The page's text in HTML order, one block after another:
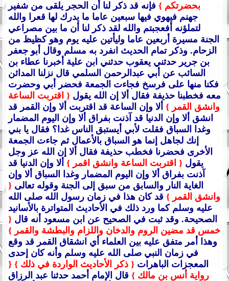
بحضرتكم } فإنه قد ذكر لنا أن الحجر يلقى من شفير
جهنم فيهوي فيها سبعين عاما ما يدرك لها قعرا والله
لتملؤنه أفعجبتم والله لقد ذكر لنا أن ما بين مصراعي
الجنة مسيرة أربعين عاما وليأتين عليه يوم وهو كظيظ من
الزحام. وذكر تمام الحديث انفرد به مسلم وقال أبو جعفر
بن جرير حدثني يعقوب حدثني ابن علية أخبرنا عطاء بن
السائب عن أبي عبدالرحمن السلمي قال نزلنا المدائن
فكنا منها على فرسخ فجاءت الجمعة فحضر أبي وحضرت
معه فخطبنا حذيفة فقال ألا إن الله يقول { اقتربت الساعة
وانشق القمر } ألا وإن الساعة قد اقتربت ألا وإن القمر قد
انشق ألا وإن الدنيا قد آذنت بفراق ألا وإن اليوم المضمار
وغدا السباق فقلت لأبي أيستبق الناس غدا؟ فقال يا بني
إنك لجاهل إنما هو السباق بالأعمال ثم جاءت الجمعة
الأخرى فحضرنا فخطب حذيفة فقال ألا إن الله عز وجل
يقول { اقتربت الساعة وانشق اقمر } ألا وإن الدنيا قد
آذنت بفراق ألا وإن اليوم المضمار وغدا السباق ألا وإن
الغاية النار والسابق من سبق إلى الجنة وقوله تعالى {
وانشق القمر } قد كان هذا في زمان رسول الله صلى الله
عليه وسلم كما ورد ذلك في الأحاديث المتواترة بالأسانيد
الصحيحة. وقد ثبت في الصحيح عن ابن مسعود أنه قال {
خمس قد مضين الروم والدخان واللزام والبطشة والقمر }
وهذا أمر متفق عليه بين العلماء أي انشقاق القمر قد وقع
في زمان النبي صلى الله عليه وسلم وأنه كان إحدى
المعجزات الباهرات { ذكر الأحاديث الواردة في ذلك } {
رواية أنس بن مالك } قال الإمام أحمد حدثنا عبد الرزاق